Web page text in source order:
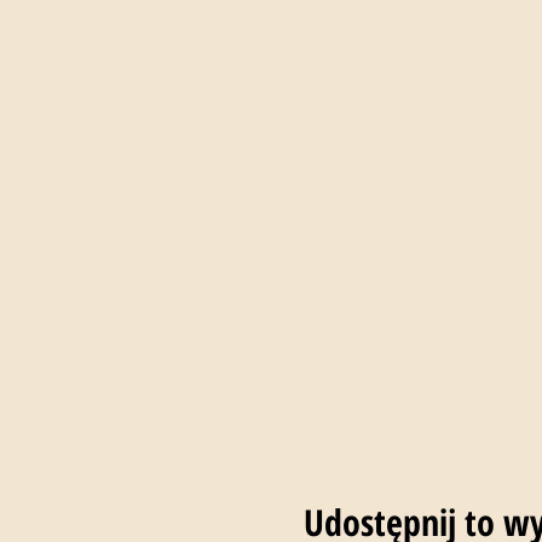
Udostępnij to